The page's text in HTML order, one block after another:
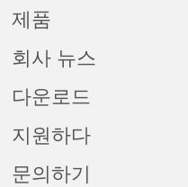
제품
회사 뉴스
다운로드
지원하다
문의하기